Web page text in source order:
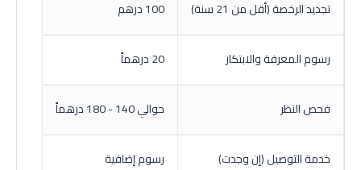
تجديد الرخصة (أقل من 21 سنة) 100 درهم
رسوم المعرفة والابتكار 20 درهماً
فحص النظر حوالي 140 - 180 درهماً
خدمة التوصيل (إن وجدت) رسوم إضافية